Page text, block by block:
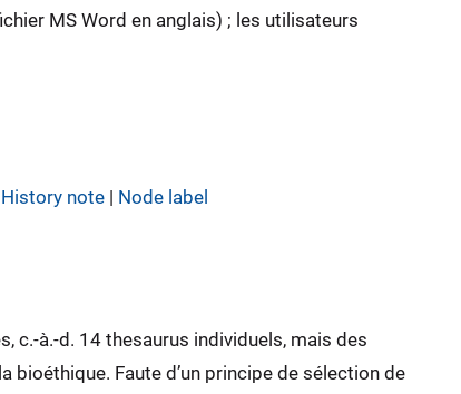
MS Word en anglais) ; les utilisateurs
History note | Node label
c.-à.-d. 14 thesaurus individuels, mais des
Faute d’un principe de sélection de